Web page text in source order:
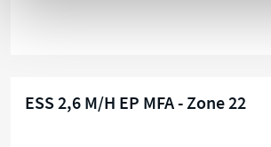
ESS 2,6 M/H EP MFA - Zone 22